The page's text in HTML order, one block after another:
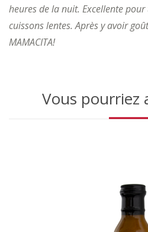
heures de la nuit. Excellente
cuissons lentes. Après y avoir
MAMACITA!
Vous pourriez